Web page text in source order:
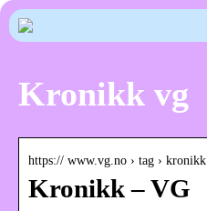
Kronikk vg
https:// www.vg.no › tag › kronikk
Kronikk – VG